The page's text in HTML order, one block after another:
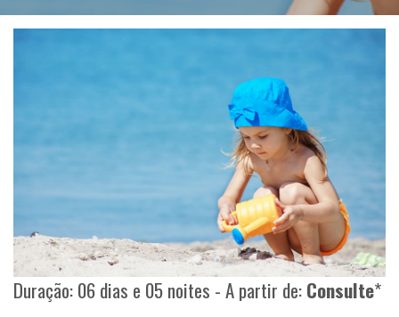
Duração: 06 dias e 05 noites - A partir de:Consulte*